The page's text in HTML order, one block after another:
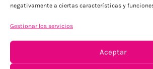
negativamente a ciertas características y
Gestionar los servicios
Aceptar
TU SATISFACCIÓN = LA